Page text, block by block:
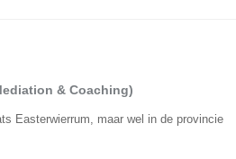
& Coaching)
Easterwierrum, maar wel in de provincie